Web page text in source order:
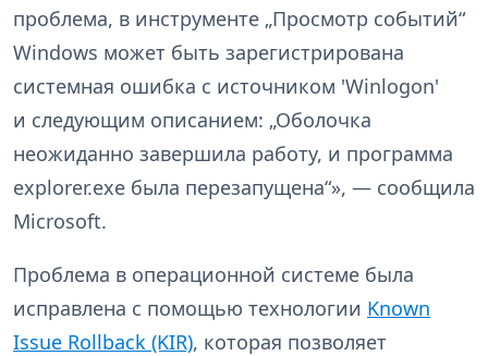
проблема, в инструменте „Просмотр событий“
Windows может быть зарегистрирована
системная ошибка с источником 'Winlogon'
и следующим описанием: „Оболочка
неожиданно завершила работу, и программа
explorer.exe была перезапущена“», — сообщила
Microsoft.
Проблема в операционной системе была
исправлена с помощью технологии Known
Issue Rollback (KIR), которая позволяет